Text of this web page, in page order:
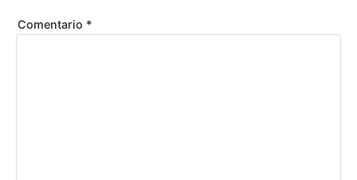
E
S
Comentario *